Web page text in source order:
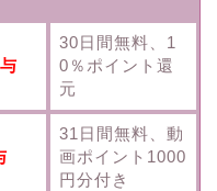
30日間無料、1
0％ポイント還
元
31日間無料、動
画ポイント1000
円分付き